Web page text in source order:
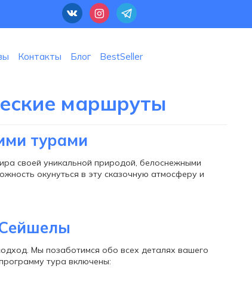
Контакты Блог BestSeller
маршруты
турами
своей уникальной природой, белоснежными
окунуться в эту сказочную атмосферу и
Мы позаботимся обо всех деталях вашего
тура включены: